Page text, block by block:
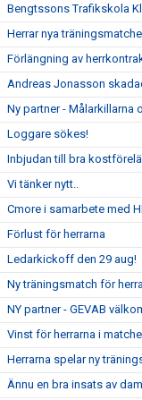
Bengtssons Trafikskola
Herrar nya
Förlängning av
Andreas Jonasson
Ny partner - Målarkillarna
Loggare sökes!
Inbjudan till bra
Vi tänker nytt..
Cmore i samarbete med
Förlust för herrarna
Ledarkickoff den 29 aug!
Ny träningsmatch för
NY partner - GEVAB
Vinst för herrarna i
Herrarna spelar ny
Ännu en bra insats av